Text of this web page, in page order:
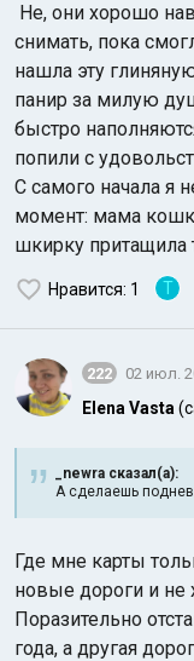
Не, они хорошо
снимать, пока
нашла эту
панир за милую
быстро
попили с
С самого начала я
момент: мама
шкирку притащила
Нравится: 1 Т
222 02 июл.
Elena Vasta
_newra сказал(а):
А сделаешь
Где мне карты
новые дороги и не
Поразительно
года, а другая